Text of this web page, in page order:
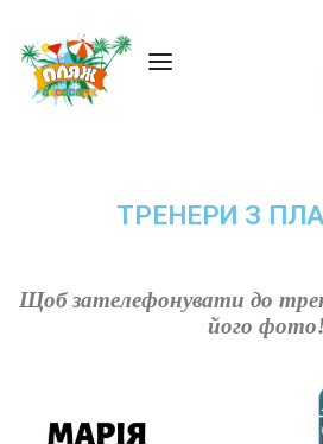
ТРЕНЕРИ З
Щоб зателефонувати до
його фото!